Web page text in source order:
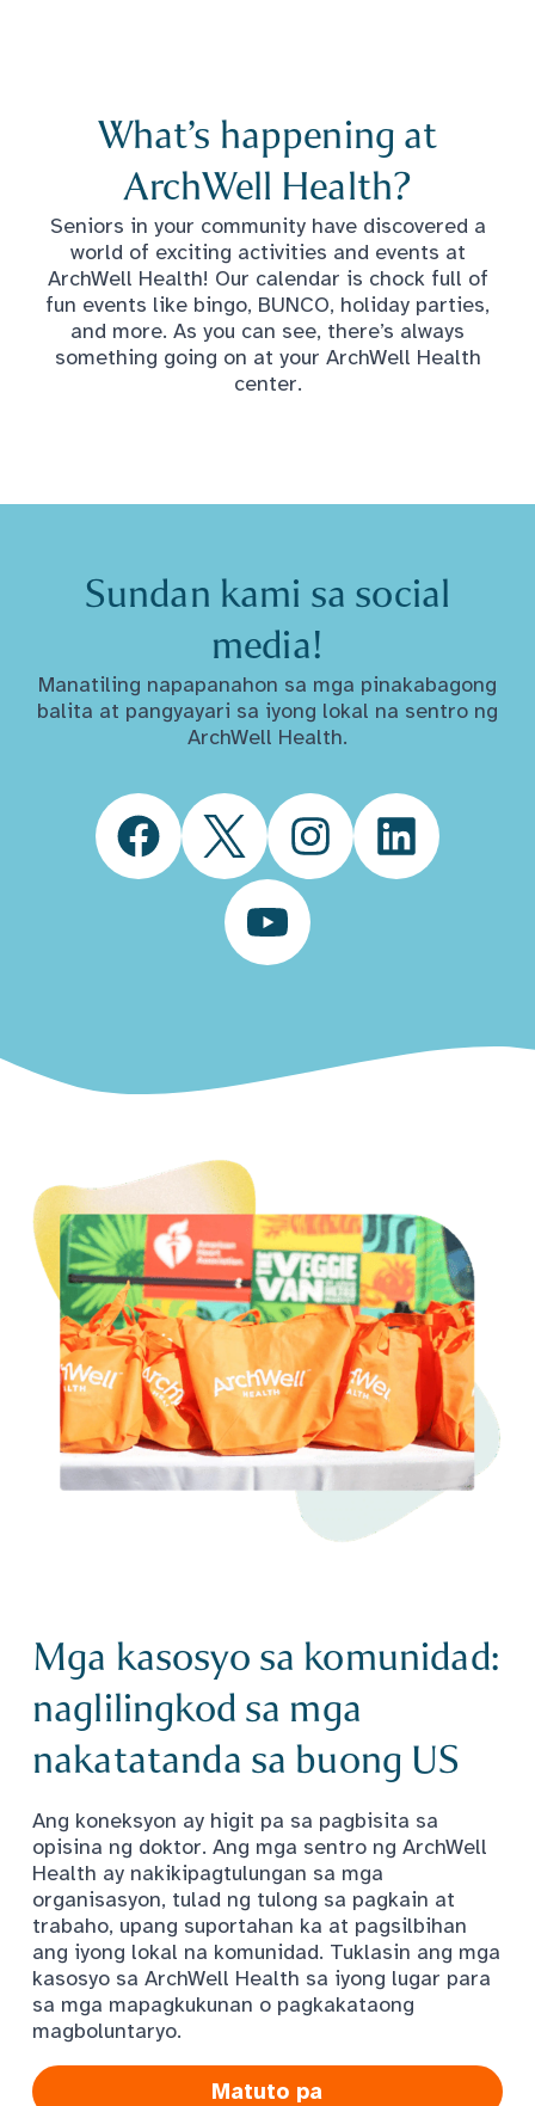
What’s happening at
ArchWell Health?
Seniors in your community have discovered a
world of exciting activities and events at
ArchWell Health! Our calendar is chock full of
fun events like bingo, BUNCO, holiday parties,
and more. As you can see, there’s always
something going on at your ArchWell Health
center.
Sundan kami sa social
media!
Manatiling napapanahon sa mga pinakabagong
balita at pangyayari sa iyong lokal na sentro ng
ArchWell Health.
FacebookTwitter InstagramLinkedIn
YouTube
Mga kasosyo sa komunidad:
naglilingkod sa mga
nakatatanda sa buong US
Ang koneksyon ay higit pa sa pagbisita sa
opisina ng doktor. Ang mga sentro ng ArchWell
Health ay nakikipagtulungan sa mga
organisasyon, tulad ng tulong sa pagkain at
trabaho, upang suportahan ka at pagsilbihan
ang iyong lokal na komunidad. Tuklasin ang mga
kasosyo sa ArchWell Health sa iyong lugar para
sa mga mapagkukunan o pagkakataong
magboluntaryo.
Matuto pa